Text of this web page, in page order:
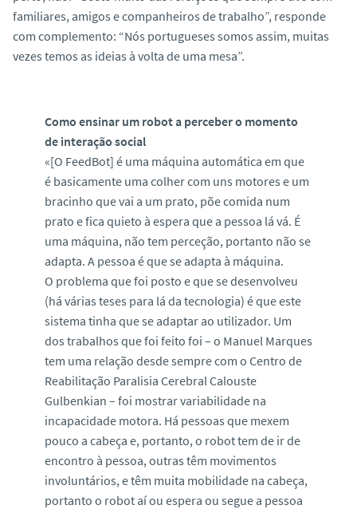
familiares, amigos e companheiros de trabalho”, responde
com complemento: “Nós portugueses somos assim, muitas
vezes temos as ideias à volta de uma mesa”.
Como ensinar um robot a perceber o momento
de interação social
«[O FeedBot] é uma máquina automática em que
é basicamente uma colher com uns motores e um
bracinho que vai a um prato, põe comida num
prato e fica quieto à espera que a pessoa lá vá. É
uma máquina, não tem perceção, portanto não se
adapta. A pessoa é que se adapta à máquina.
O problema que foi posto e que se desenvolveu
(há várias teses para lá da tecnologia) é que este
sistema tinha que se adaptar ao utilizador. Um
dos trabalhos que foi feito foi – o Manuel Marques
tem uma relação desde sempre com o Centro de
Reabilitação Paralisia Cerebral Calouste
Gulbenkian – foi mostrar variabilidade na
incapacidade motora. Há pessoas que mexem
pouco a cabeça e, portanto, o robot tem de ir de
encontro à pessoa, outras têm movimentos
involuntários, e têm muita mobilidade na cabeça,
portanto o robot aí ou espera ou segue a pessoa